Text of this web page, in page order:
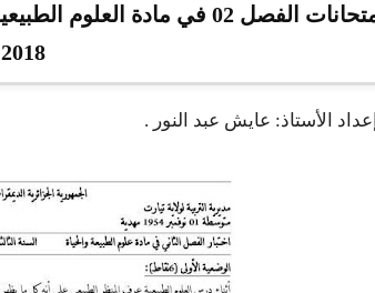
2018
الأستاذ: عايش عبد النور .